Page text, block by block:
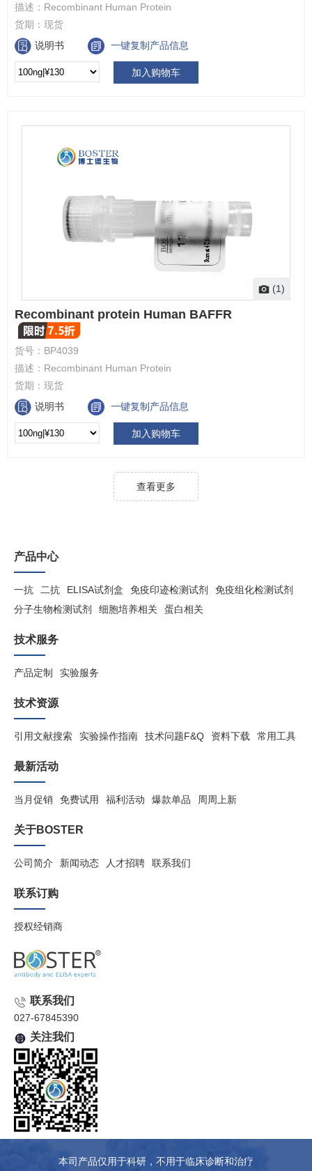
描述： Recombinant Human Protein
货期： 现货
说明书
一键复制产品信息
加入购物车
(1)
Recombinant protein Human BAFFR
货号： BP4039
描述： Recombinant Human Protein
货期： 现货
说明书
一键复制产品信息
加入购物车
查看更多
产品中心
一抗 二抗 ELISA试剂盒 免疫印迹检测试剂
免疫组化检测试剂
分子生物检测试剂
细胞培养相关 蛋白相关
技术服务
产品定制 实验服务
技术资源
引用文献搜索 实验操作指南 技术问题F&Q 资料下载 常用工具
最新活动
当月促销 免费试用 福利活动 爆款单品 周周上新
关于BOSTER
公司简介 新闻动态 人才招聘 联系我们
联系订购
授权经销商
联系我们
027-67845390
关注我们
本司产品仅用于科研，不用于临床诊断和治疗